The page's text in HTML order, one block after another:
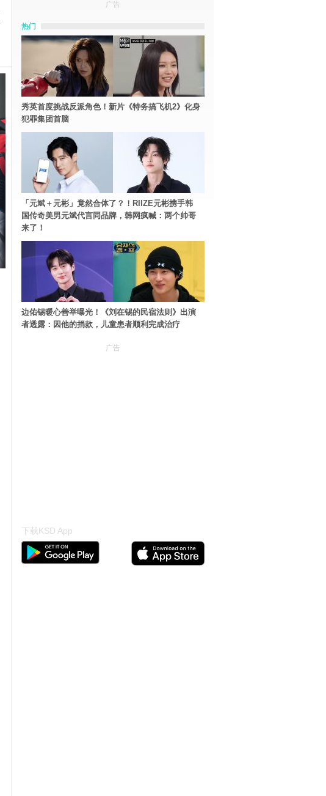
广告
热门
秀英首度挑战反派角色！新片《特务搞飞机2》化身
犯罪集团首脑
「元斌＋元彬」竟然合体了？！RIIZE元彬携手韩
国传奇美男元斌代言同品牌，韩网疯喊：两个帅哥
来了！
边佑锡暖心善举曝光！《刘在锡的民宿法则》出演
者透露：因他的捐款，儿童患者顺利完成治疗
广告
下载KSD App